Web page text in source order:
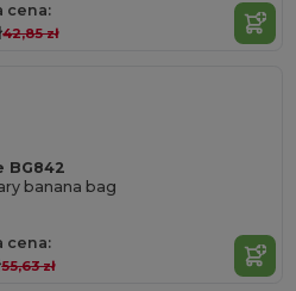
cena:
42,85 zł
BG842
banana bag
cena:
55,63 zł